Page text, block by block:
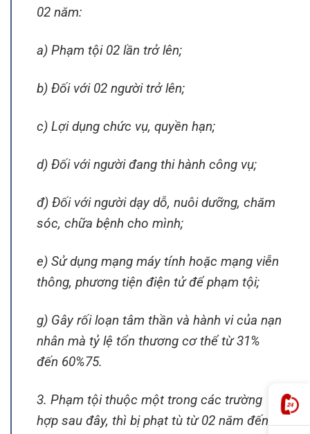
02 năm:
a) Phạm tội 02 lần trở lên;
b) Đối với 02 người trở lên;
c) Lợi dụng chức vụ, quyền hạn;
d) Đối với người đang thi hành công vụ;
đ) Đối với người dạy dỗ, nuôi dưỡng, chăm
sóc, chữa bệnh cho mình;
e) Sử dụng mạng máy tính hoặc mạng viễn
thông, phương tiện điện tử để phạm tội;
g) Gây rối loạn tâm thần và hành vi của nạn
nhân mà tỷ lệ tổn thương cơ thể từ 31%
đến 60%75.
3. Phạm tội thuộc một trong các trường
hợp sau đây, thì bị phạt tù từ 02 năm đến